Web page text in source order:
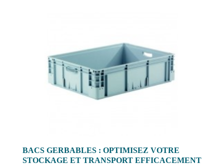
BACS GERBABLES : OPTIMISEZ VOTRE
STOCKAGE ET TRANSPORT EFFICACEMENT